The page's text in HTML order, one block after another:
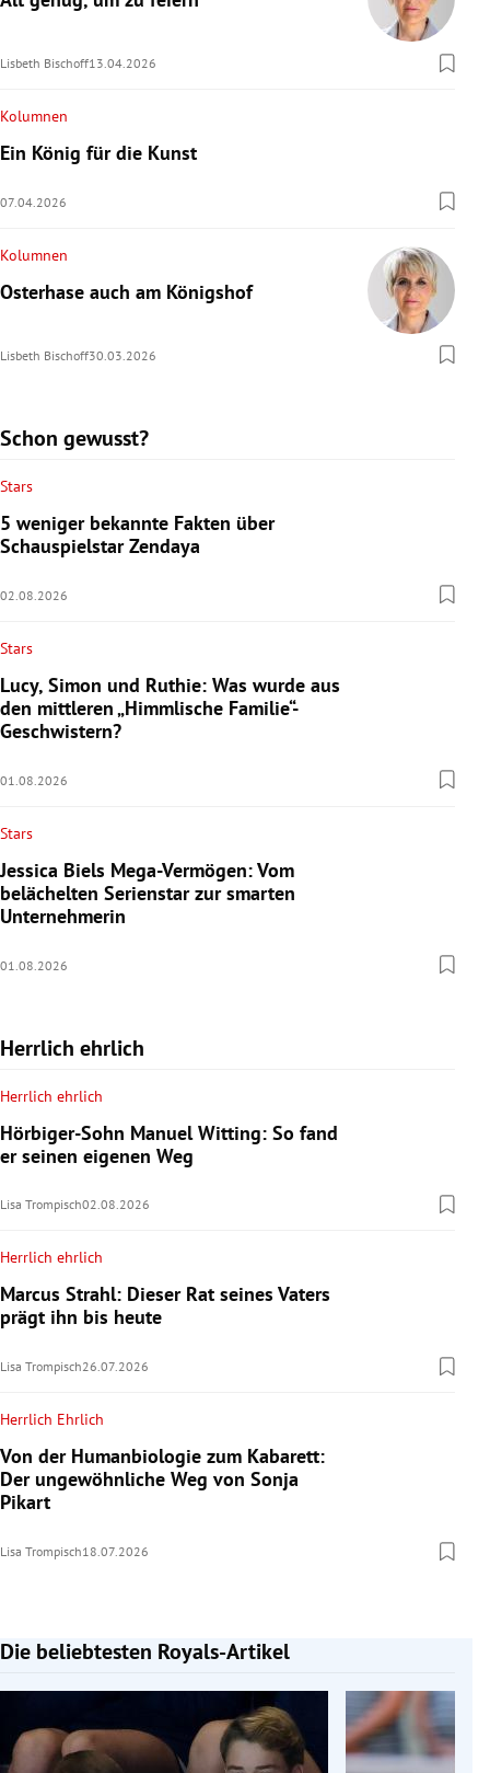
Lisbeth Bischoff13.04.2026
Kolumnen
Ein König für die Kunst
07.04.2026
Kolumnen
Osterhase auch am Königshof
Lisbeth Bischoff30.03.2026
Schon gewusst?
Stars
5 weniger bekannte Fakten über
Schauspielstar Zendaya
02.08.2026
Stars
Lucy, Simon und Ruthie: Was wurde aus
den mittleren „Himmlische Familie“-
Geschwistern?
01.08.2026
Stars
Jessica Biels Mega-Vermögen: Vom
belächelten Serienstar zur smarten
Unternehmerin
01.08.2026
Herrlich ehrlich
Herrlich ehrlich
Hörbiger-Sohn Manuel Witting: So fand
er seinen eigenen Weg
Lisa Trompisch02.08.2026
Herrlich ehrlich
Marcus Strahl: Dieser Rat seines Vaters
prägt ihn bis heute
Lisa Trompisch26.07.2026
Herrlich Ehrlich
Von der Humanbiologie zum Kabarett:
Der ungewöhnliche Weg von Sonja
Pikart
Lisa Trompisch18.07.2026
Die beliebtesten Royals-Artikel
Slide 1 von 7